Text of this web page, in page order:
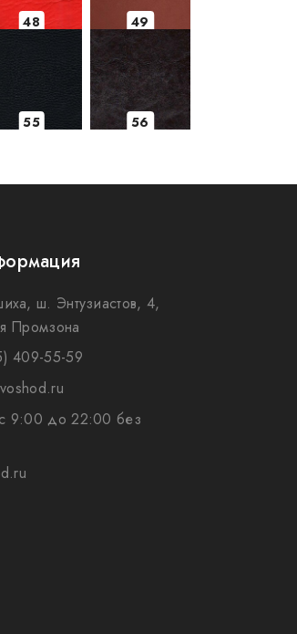
48 49
55 56
ш. Энтузиастов, 4,
Промзона
409-55-59
с 9:00 до 22:00 без